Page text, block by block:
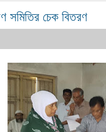
সমিতির চেক বিতরণ